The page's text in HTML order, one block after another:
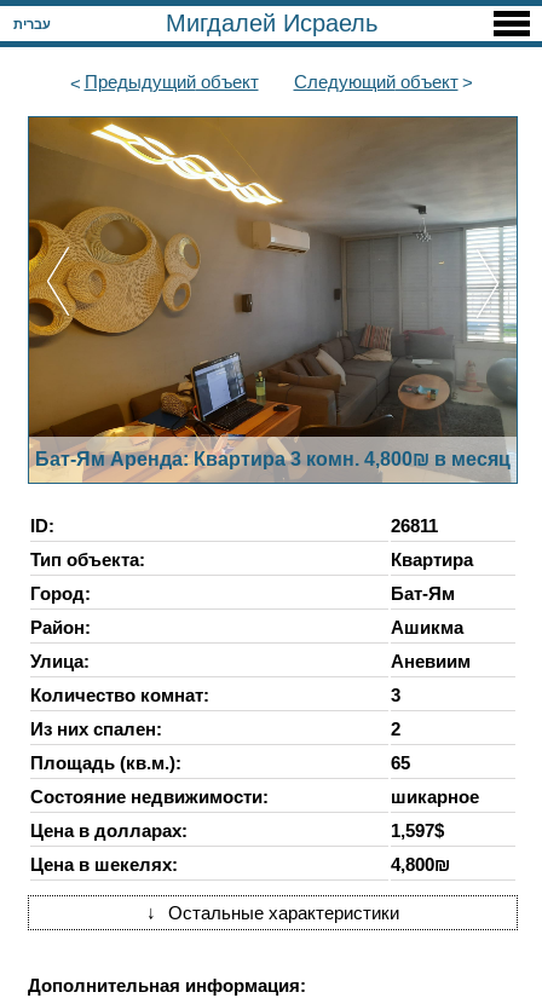
עברית Мигдалей Исраель
Предыдущийобъект Следующийобъект
Бат-Ям Аренда: Квартира 3 комн. 4,800₪ в месяц
ID:
26811
Тип объекта:
Квартира
Город:
Бат-Ям
Район:
Ашикма
Улица:
Аневиим
Количество комнат:
3
Из них спален:
2
Площадь (кв.м.):
65
Состояние недвижимости:
шикарное
Цена в долларах:
1,597$
Цена в шекелях:
4,800₪
↓ Остальные характеристики
Дополнительная информация: